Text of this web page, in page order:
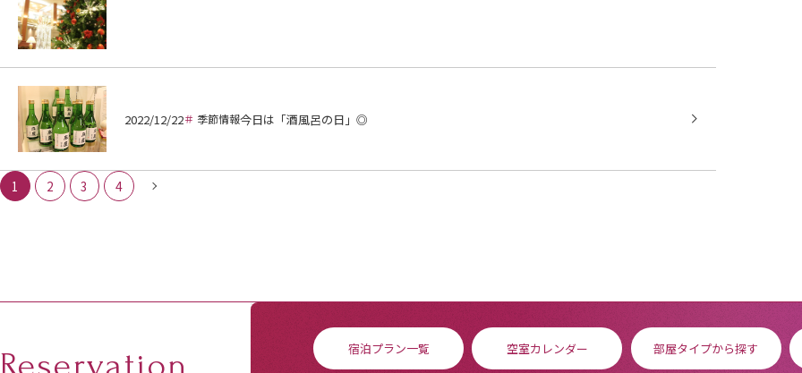
2022/12/22 季節情報今日は「酒風呂の日」◎
1 2 3 4
宿泊プラン一覧 空室カレンダー 部屋タイプから探す